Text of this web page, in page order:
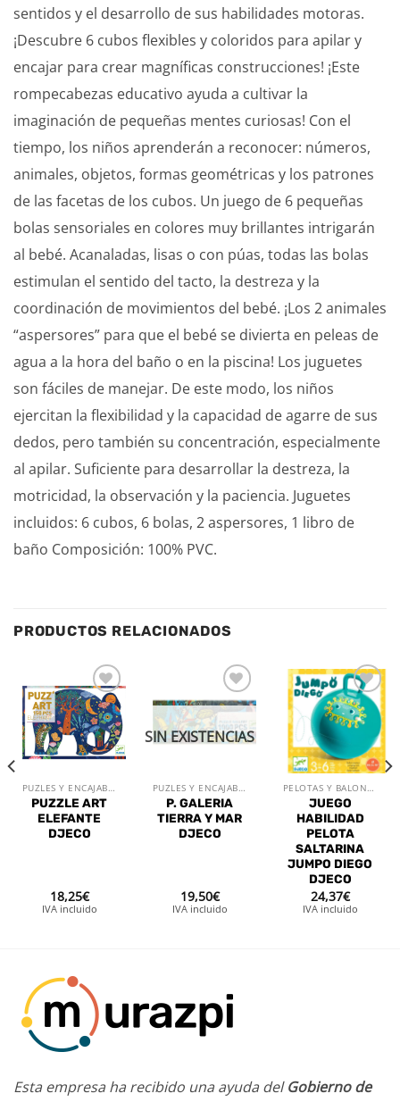
sentidos y el desarrollo de sus habilidades motoras.
¡Descubre 6 cubos flexibles y coloridos para apilar y
encajar para crear magníficas construcciones! ¡Este
rompecabezas educativo ayuda a cultivar la
imaginación de pequeñas mentes curiosas! Con el
tiempo, los niños aprenderán a reconocer: números,
animales, objetos, formas geométricas y los patrones
de las facetas de los cubos. Un juego de 6 pequeñas
bolas sensoriales en colores muy brillantes intrigarán
al bebé. Acanaladas, lisas o con púas, todas las bolas
estimulan el sentido del tacto, la destreza y la
coordinación de movimientos del bebé. ¡Los 2 animales
“aspersores” para que el bebé se divierta en peleas de
agua a la hora del baño o en la piscina! Los juguetes
son fáciles de manejar. De este modo, los niños
ejercitan la flexibilidad y la capacidad de agarre de sus
dedos, pero también su concentración, especialmente
al apilar. Suficiente para desarrollar la destreza, la
motricidad, la observación y la paciencia. Juguetes
incluidos: 6 cubos, 6 bolas, 2 aspersores, 1 libro de
baño Composición: 100% PVC.
PRODUCTOS RELACIONADOS
Añadir
a la
lista de
deseos
PUZLES Y ENCAJABLES
PUZZLE ART
ELEFANTE
DJECO
18,25€
IVA incluido
Añadir
lista de
deseos
SIN EXISTENCIAS
PUZLES Y ENCAJABLES
P. GALERIA
TIERRA Y MAR
DJECO
19,50€
IVA incluido
Añadir
a la
lista de
deseos
PELOTAS Y BALONES
JUEGO
HABILIDAD
PELOTA
SALTARINA
JUMPO DIEGO
DJECO
24,37€
IVA incluido
Esta empresa ha recibido una ayuda delGobierno de